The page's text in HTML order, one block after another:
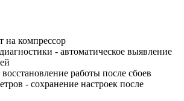
на компрессор
- автоматическое выявление
восстановление работы после сбоев
- сохранение настроек после